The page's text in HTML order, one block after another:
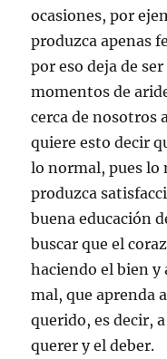
ocasiones, por
produzca apenas
por eso deja de
momentos de
cerca de nosotros
quiere esto decir
lo normal, pues lo
produzca
buena educación
buscar que el
haciendo el bien
mal, que aprenda
querido, es decir,
querer y el deber.